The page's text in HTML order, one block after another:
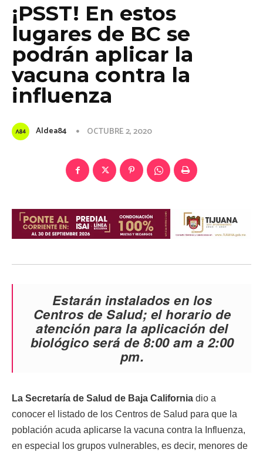
¡PSST! En estos
lugares de BC se
podrán aplicar la
vacuna contra la
influenza
Aldea84 OCTUBRE 2, 2020
Estarán instalados en los
Centros de Salud; el horario de
atención para la aplicación del
biológico será de 8:00 am a 2:00
pm.
La Secretaría de Salud de Baja California dio a
conocer el listado de los Centros de Salud para que la
población acuda aplicarse la vacuna contra la Influenza,
en especial los grupos vulnerables, es decir, menores de